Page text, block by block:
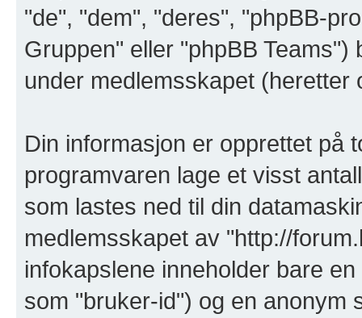
"de", "dem", "deres", "phpBB-
Gruppen" eller "phpBB
under medlemsskapet (heretter
Din informasjon er opprettet på
programvaren lage et visst
som lastes ned til din
medlemsskapet av "http://
infokapslene inneholder bare
som "bruker-id") og en anonym